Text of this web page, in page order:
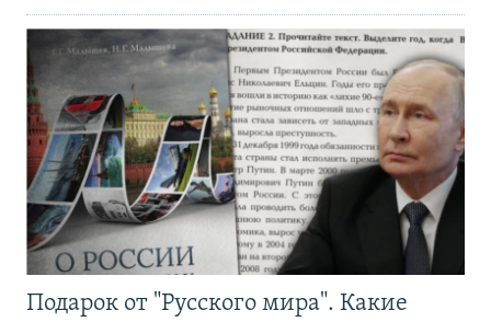
Подарок от "Русского мира". Какие